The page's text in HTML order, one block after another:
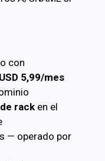
con
USD 5,99/mes
rack en el
— operado por